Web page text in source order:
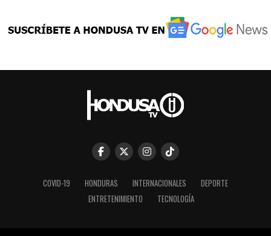
COVID-19 HONDURAS INTERNACIONALES
DEPORTE
ENTRETENIMIENTO
TECNOLOGÍA